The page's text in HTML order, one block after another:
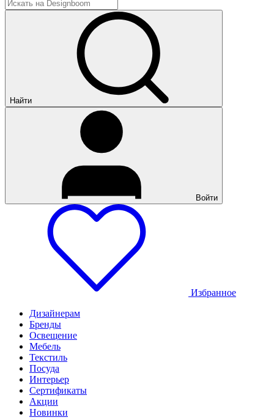
Найти
Войти
Избранное
Дизайнерам
Бренды
Освещение
Мебель
Текстиль
Посуда
Интерьер
Сертификаты
Акции
Новинки